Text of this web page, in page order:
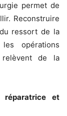
permet de
Reconstruire
ressort de la
opérations
relèvent de la
réparatrice et